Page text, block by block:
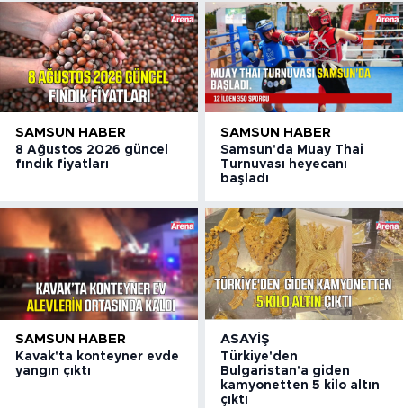
SAMSUN HABER
8 Ağustos 2026 güncel
fındık fiyatları
SAMSUN HABER
Samsun'da Muay Thai
Turnuvası heyecanı
başladı
SAMSUN HABER
Kavak'ta konteyner evde
yangın çıktı
ASAYIŞ
Türkiye'den
Bulgaristan'a giden
kamyonetten 5 kilo altın
çıktı